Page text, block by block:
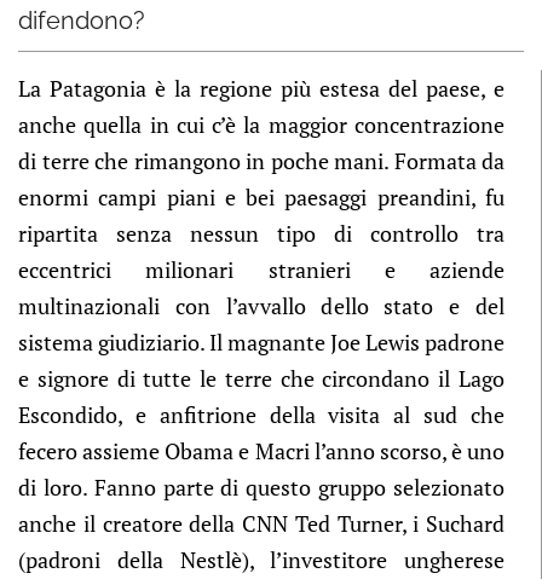
difendono?
La Patagonia è la regione più estesa del paese, e
anche quella in cui c’è la maggior concentrazione
di terre che rimangono in poche mani. Formata da
enormi campi piani e bei paesaggi preandini, fu
ripartita senza nessun tipo di controllo tra
eccentrici milionari stranieri e aziende
multinazionali con l’avvallo dello stato e del
sistema giudiziario. Il magnante Joe Lewis padrone
e signore di tutte le terre che circondano il Lago
Escondido, e anfitrione della visita al sud che
fecero assieme Obama e Macri l’anno scorso, è uno
di loro. Fanno parte di questo gruppo selezionato
anche il creatore della CNN Ted Turner, i Suchard
(padroni della Nestlè), l’investitore ungherese